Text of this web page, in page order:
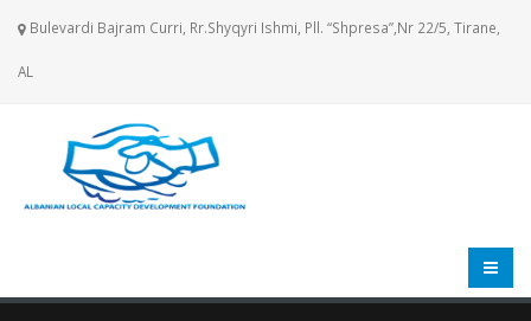
Bulevardi Bajram Curri, Rr.Shyqyri Ishmi, Pll. “Shpresa”,Nr 22/5, Tirane,
AL